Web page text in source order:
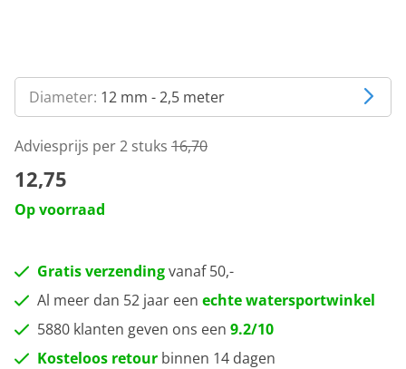
Diameter: 12 mm - 2,5 meter
Adviesprijs per 2 stuks 16,70
12,75
Op voorraad
Gratis verzendingvanaf 50,-
Al meer dan 52 jaar een echte watersportwinkel
5880 klanten geven ons een 9.2/10
Kosteloos retour binnen 14 dagen